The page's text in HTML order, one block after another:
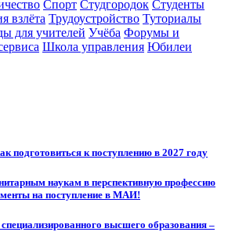
Спорт Студгородок Студенты
взлёта Трудоустройство Туториалы
для учителей Учёба Форумы и
Школа управления Юбилеи
подготовиться к поступлению в 2027 году
наукам в перспективную профессию
на поступление в МАИ!
высшего образования –